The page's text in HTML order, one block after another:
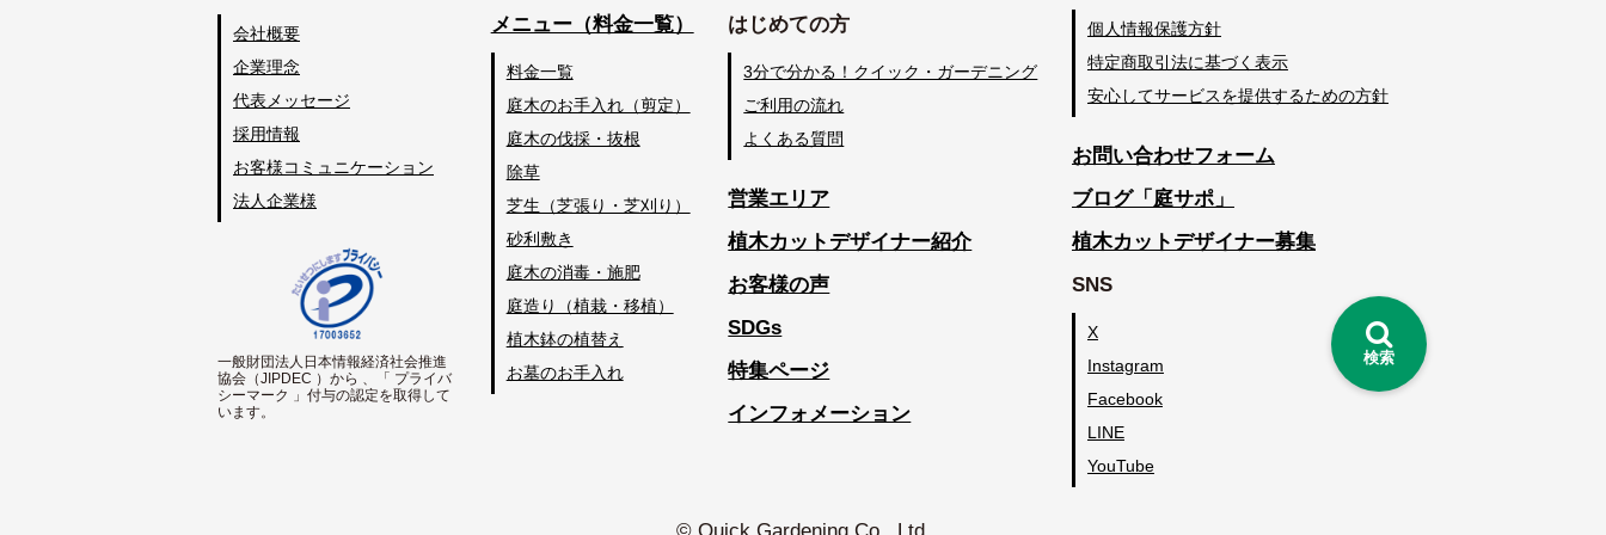
検索
会社概要
企業理念
代表メッセージ
採用情報
お客様コミュニケーション
法人企業様
一般財団法人日本情報経済社会推進
協会（JIPDEC ）から 、「 プライバ
シーマーク 」付与の認定を取得して
います。
メニュー（料金一覧）
料金一覧
庭木のお手入れ（剪定）
庭木の伐採・抜根
除草
芝生（芝張り・芝刈り）
砂利敷き
庭木の消毒・施肥
庭造り（植栽・移植）
植木鉢の植替え
お墓のお手入れ
はじめての方
3分で分かる！クイック・ガーデニング
ご利用の流れ
よくある質問
営業エリア
植木カットデザイナー紹介
お客様の声
SDGs
特集ページ
インフォメーション
個人情報保護方針
特定商取引法に基づく表示
安心してサービスを提供するための方針
お問い合わせフォーム
ブログ「庭サポ」
植木カットデザイナー募集
SNS
X
Instagram
Facebook
LINE
YouTube
© Quick Gardening Co., Ltd.